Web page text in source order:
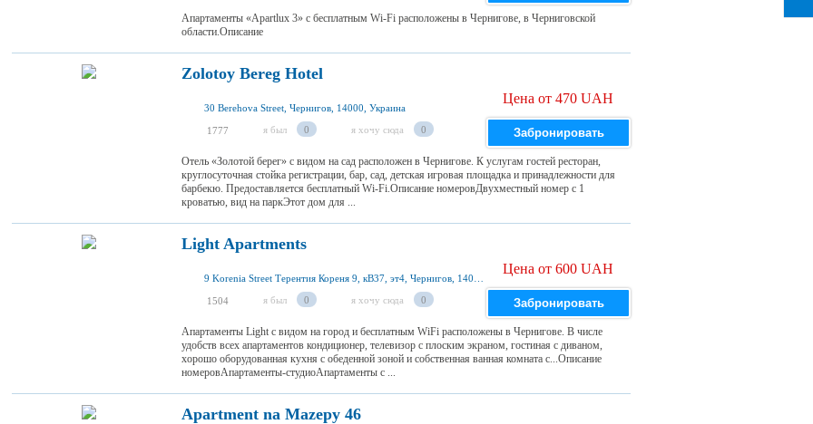
Апартаменты «Apartlux 3» с бесплатным Wi-Fi расположены в Чернигове, в Черниговской
области.Описание
Zolotoy Bereg Hotel
30 Berehova Street, Чернигов, 14000, Украина
1777 я был 0 я хочу сюда 0
Цена от 470 UAH
Забронировать
Отель «Золотой берег» с видом на сад расположен в Чернигове. К услугам гостей ресторан,
круглосуточная стойка регистрации, бар, сад, детская игровая площадка и принадлежности для
барбекю. Предоставляется бесплатный Wi-Fi.Описание номеровДвухместный номер с 1
кроватью, вид на паркЭтот дом для ...
Light Apartments
1504 я был 0 я хочу сюда 0
Цена от 600 UAH
Забронировать
Апартаменты Light с видом на город и бесплатным WiFi расположены в Чернигове. В числе
удобств всех апартаментов кондиционер, телевизор с плоским экраном, гостиная с диваном,
хорошо оборудованная кухня с обеденной зоной и собственная ванная комната с...Описание
номеровАпартаменты-студиоАпартаменты с ...
Apartment na Mazepy 46